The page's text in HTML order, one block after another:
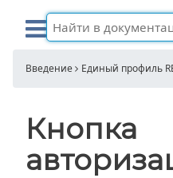
Введение Единый профиль
Кнопка